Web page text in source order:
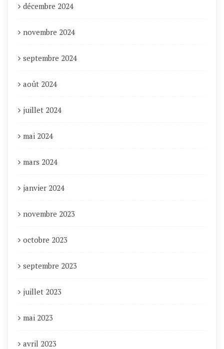
décembre 2024
novembre 2024
septembre 2024
août 2024
juillet 2024
mai 2024
mars 2024
janvier 2024
novembre 2023
octobre 2023
septembre 2023
juillet 2023
mai 2023
avril 2023